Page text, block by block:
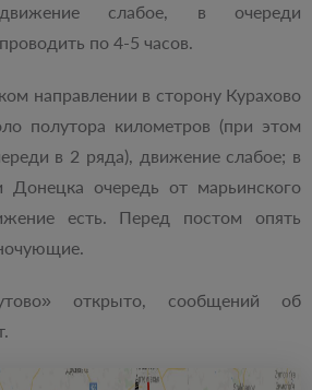
слабое, в очереди
по 4-5 часов.
направлении в сторону Курахово
полутора километров (при этом
в 2 ряда), движение слабое; в
Донецка очередь от марьинского
есть. Перед постом опять
открыто, сообщений об